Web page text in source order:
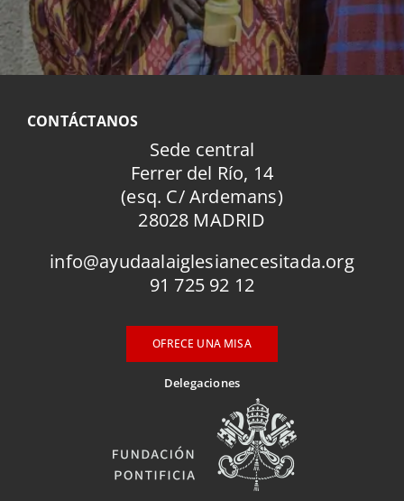
CONTÁCTANOS
Sede central
Ferrer del Río, 14
(esq. C/ Ardemans)
28028 MADRID
info@ayudaalaiglesianecesitada.org
91 725 92 12
OFRECE UNA MISA
Delegaciones